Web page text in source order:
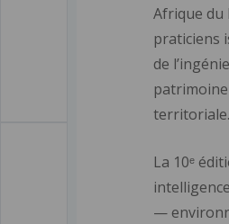
Afrique du
praticiens
de
territoriale.
La 10ᵉ
—